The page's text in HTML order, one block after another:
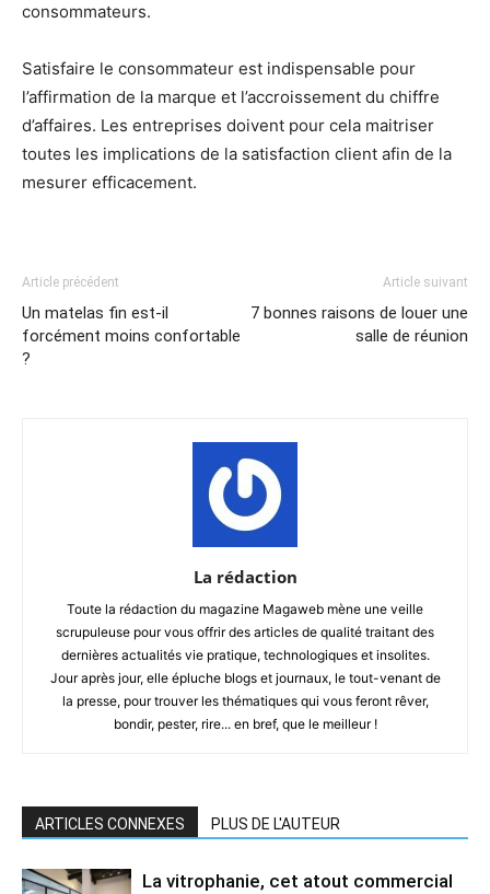
consommateurs.
Satisfaire le consommateur est indispensable pour
l’affirmation de la marque et l’accroissement du chiffre
d’affaires. Les entreprises doivent pour cela maitriser
toutes les implications de la satisfaction client afin de la
mesurer efficacement.
Article précédent
Un matelas fin est-il
forcément moins confortable
?
Article suivant
7 bonnes raisons de louer une
salle de réunion
La rédaction
Toute la rédaction du magazine Magaweb mène une veille
scrupuleuse pour vous offrir des articles de qualité traitant des
dernières actualités vie pratique, technologiques et insolites.
Jour après jour, elle épluche blogs et journaux, le tout-venant de
la presse, pour trouver les thématiques qui vous feront rêver,
bondir, pester, rire... en bref, que le meilleur !
ARTICLES CONNEXES PLUS DE L'AUTEUR
La vitrophanie, cet atout commercial